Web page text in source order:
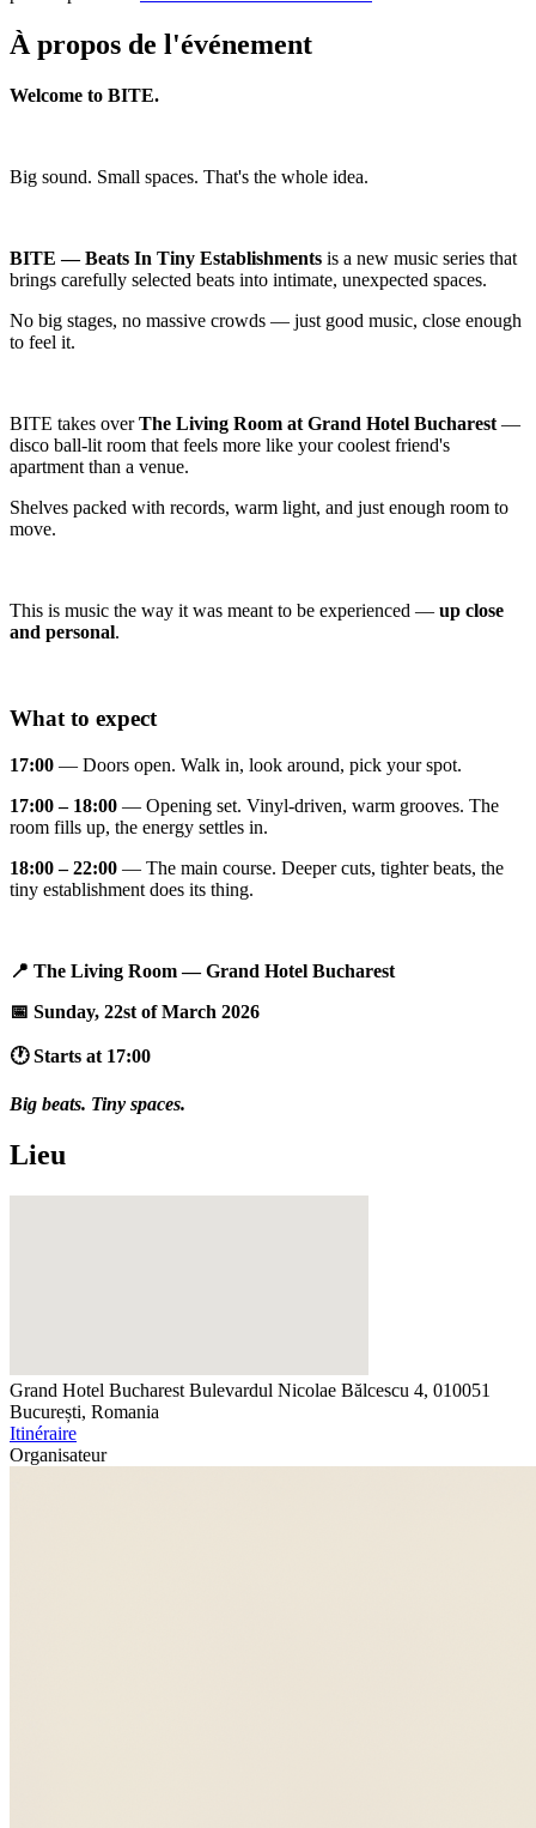
À propos de l'événement
Welcome to BITE.
Big sound. Small spaces. That's the whole idea.
BITE — Beats In Tiny Establishments is a new music series that
brings carefully selected beats into intimate, unexpected spaces.
No big stages, no massive crowds — just good music, close enough
to feel it.
BITE takes overThe Living Room at Grand Hotel Bucharest —
disco ball-lit room that feels more like your coolest friend's
apartment than a venue.
Shelves packed with records, warm light, and just enough room to
move.
This is music the way it was meant to be experienced — up close
and personal.
What to expect
17:00 — Doors open. Walk in, look around, pick your spot.
17:00 – 18:00 — Opening set. Vinyl-driven, warm grooves. The
room fills up, the energy settles in.
18:00 – 22:00 — The main course. Deeper cuts, tighter beats, the
tiny establishment does its thing.
📍 The Living Room — Grand Hotel Bucharest
📅 Sunday, 22st of March 2026
🕐 Starts at 17:00
Big beats. Tiny spaces.
Lieu
Grand Hotel Bucharest Bulevardul Nicolae Bălcescu 4, 010051
București, Romania
Itinéraire
Organisateur